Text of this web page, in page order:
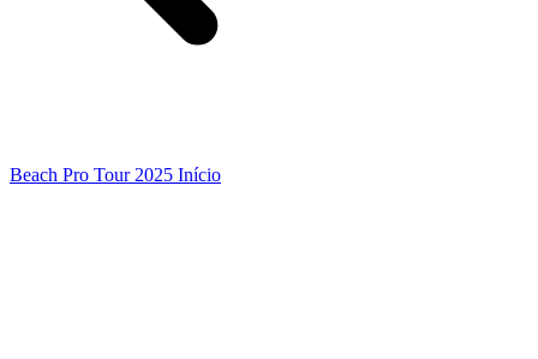
Beach Pro Tour 2025 Início